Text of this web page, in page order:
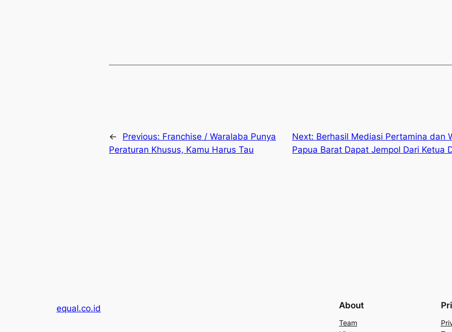
← Previous: Franchise / Waralaba Punya
Peraturan Khusus, Kamu Harus Tau
Next: Berhasil Mediasi Pertamina dan
Papua Barat Dapat Jempol Dari Ketua
equal.co.id About
Team